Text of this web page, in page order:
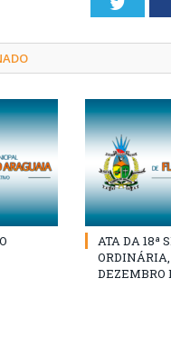
ATA DA 18ª
ORDINÁRIA,
DEZEMBRO